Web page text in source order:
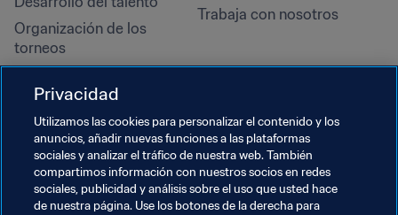
Organización de los
torneos
Derechos humanos y lucha
contra la discriminación
Salud y atención médica
Iniciativas educativas
Trabaja con nosotros
Privacidad
Utilizamos las cookies para personalizar el contenido y los
anuncios, añadir nuevas funciones a las plataformas
sociales y analizar el tráfico de nuestra web. También
compartimos información con nuestros socios en redes
sociales, publicidad y análisis sobre el uso que usted hace
de nuestra página. Use los botones de la derecha para